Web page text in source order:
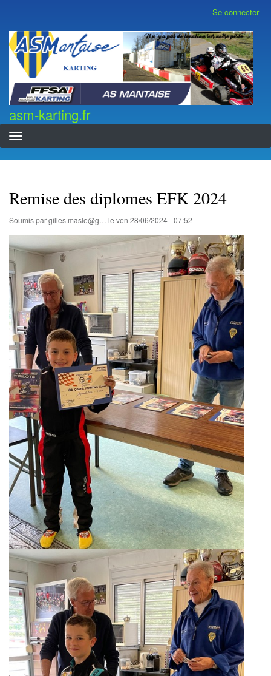
contenu
principal
compte
de
l'utilisateur
Se connecter
asm-karting.fr
asm-karting.fr
Remise des diplomes EFK 2024
Soumis pargilles.masle@g… le ven 28/06/2024 - 07:52